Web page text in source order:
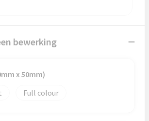
bewerking
x 50mm)
Full colour